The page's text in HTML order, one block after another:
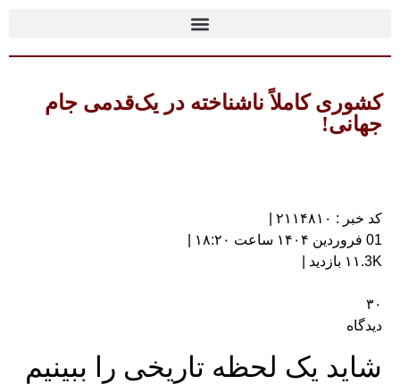
کشوری کاملاً ناشناخته در یک‌قدمی جام
جهانی!
کد خبر : ۲۱۱۴۸۱۰ |
01 فروردین ۱۴۰۴ ساعت ۱۸:۲۰ |
۱۱.3K بازدید |
۳۰
دیدگاه
شاید یک لحظه تاریخی را ببینیم